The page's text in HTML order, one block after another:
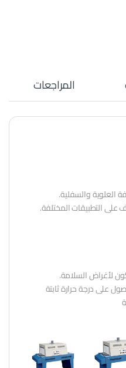
المراجعات
العلوية والسفلية.
على التطبيقات المختلفة.
لأغراض السلامة.
على درجة حرارة ثابتة